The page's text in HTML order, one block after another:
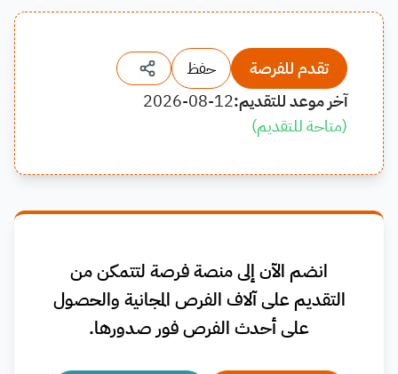
تقدم للفرصة
حفظ
آخر موعد للتقديم:2026-08-12
(متاحة للتقديم)
انضم الآن إلى منصة فرصة لتتمكن من
التقديم على آلاف الفرص المجانية والحصول
على أحدث الفرص فور صدورها.